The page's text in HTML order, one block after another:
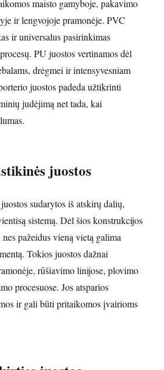
maisto gamyboje, pakavimo
ir lengvojoje pramonėje. PVC
ir universalus pasirinkimas
PU juostos vertinamos dėl
drėgmei ir intensyvesniam
juostos padeda užtikrinti
judėjimą net tada, kai
juostos
sudarytos iš atskirų dalių,
sistemą. Dėl šios konstrukcijos
pažeidus vieną vietą galima
Tokios juostos dažnai
rūšiavimo linijose, plovimo
procesuose. Jos atsparios
ir gali būti pritaikomos įvairioms